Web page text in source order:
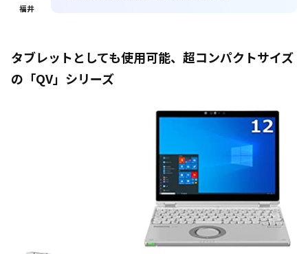
福井
タブレットとしても使用可能、超コンパクトサイズ
の「QV」シリーズ